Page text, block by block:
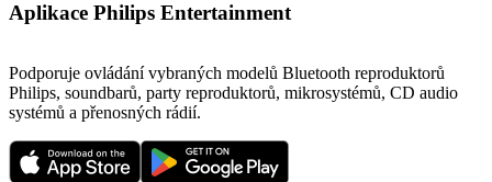
Aplikace Philips Entertainment
Podporuje ovládání vybraných modelů Bluetooth reproduktorů
Philips, soundbarů, party reproduktorů, mikrosystémů, CD audio
systémů a přenosných rádií.